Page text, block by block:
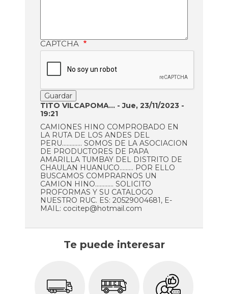
CAPTCHA
TITO VILCAPOMA… - Jue, 23/11/2023 -
19:21
CAMIONES HINO COMPROBADO EN
LA RUTA DE LOS ANDES DEL
PERU............. SOMOS DE LA ASOCIACION
DE PRODUCTORES DE PAPA
AMARILLA TUMBAY DEL DISTRITO DE
CHAULAN HUANUCO......... POR ELLO
BUSCAMOS COMPRARNOS UN
CAMION HINO............ SOLICITO
PROFORMAS Y SU CATALOGO
NUESTRO RUC. ES: 20529004681, E-
MAIL: cocitep@hotmail.com
Te puede interesar